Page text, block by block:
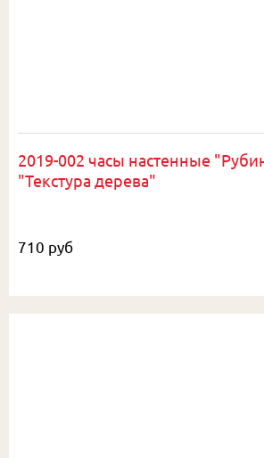
2019-002 часы настенные
"Текстура дерева"
710 руб